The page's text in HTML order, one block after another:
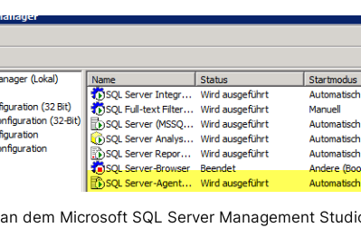
dem Microsoft SQL Server Management